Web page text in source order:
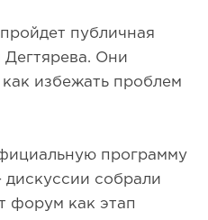
публичная
Они
избежать проблем
программу
собрали
форум как этап